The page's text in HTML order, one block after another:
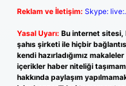
Reklam ve İletişim: Skype:
Yasal Uyarı: Bu internet sitesi,
şahıs şirketi ile hiçbir
kendi hazırladığımız
içerikler haber niteliği
hakkında paylaşım